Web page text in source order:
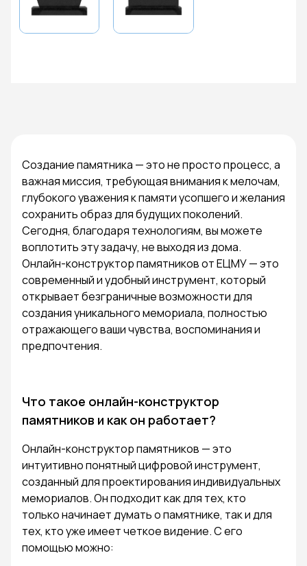
Создание памятника — это не просто процесс, а
важная миссия, требующая внимания к мелочам,
глубокого уважения к памяти усопшего и желания
сохранить образ для будущих поколений.
Сегодня, благодаря технологиям, вы можете
воплотить эту задачу, не выходя из дома.
Онлайн-конструктор памятников от ЕЦМУ — это
современный и удобный инструмент, который
открывает безграничные возможности для
создания уникального мемориала, полностью
отражающего ваши чувства, воспоминания и
предпочтения.
Что такое онлайн-конструктор
памятников и как он работает?
Онлайн-конструктор памятников — это
интуитивно понятный цифровой инструмент,
созданный для проектирования индивидуальных
мемориалов. Он подходит как для тех, кто
только начинает думать о памятнике, так и для
тех, кто уже имеет четкое видение. С его
помощью можно: